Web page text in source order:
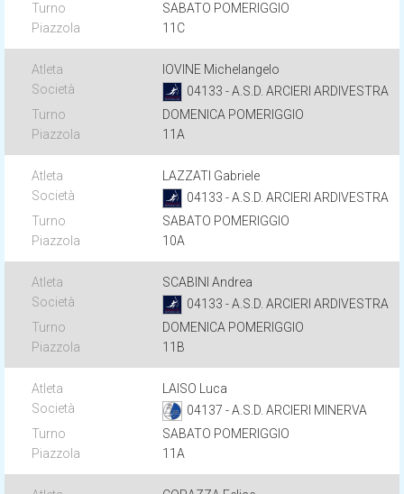
SABATO POMERIGGIO
11C
IOVINE Michelangelo
04133 - A.S.D. ARCIERI ARDIVESTRA
DOMENICA POMERIGGIO
11A
LAZZATI Gabriele
04133 - A.S.D. ARCIERI ARDIVESTRA
SABATO POMERIGGIO
10A
SCABINI Andrea
04133 - A.S.D. ARCIERI ARDIVESTRA
DOMENICA POMERIGGIO
11B
LAISO Luca
04137 - A.S.D. ARCIERI MINERVA
SABATO POMERIGGIO
11A